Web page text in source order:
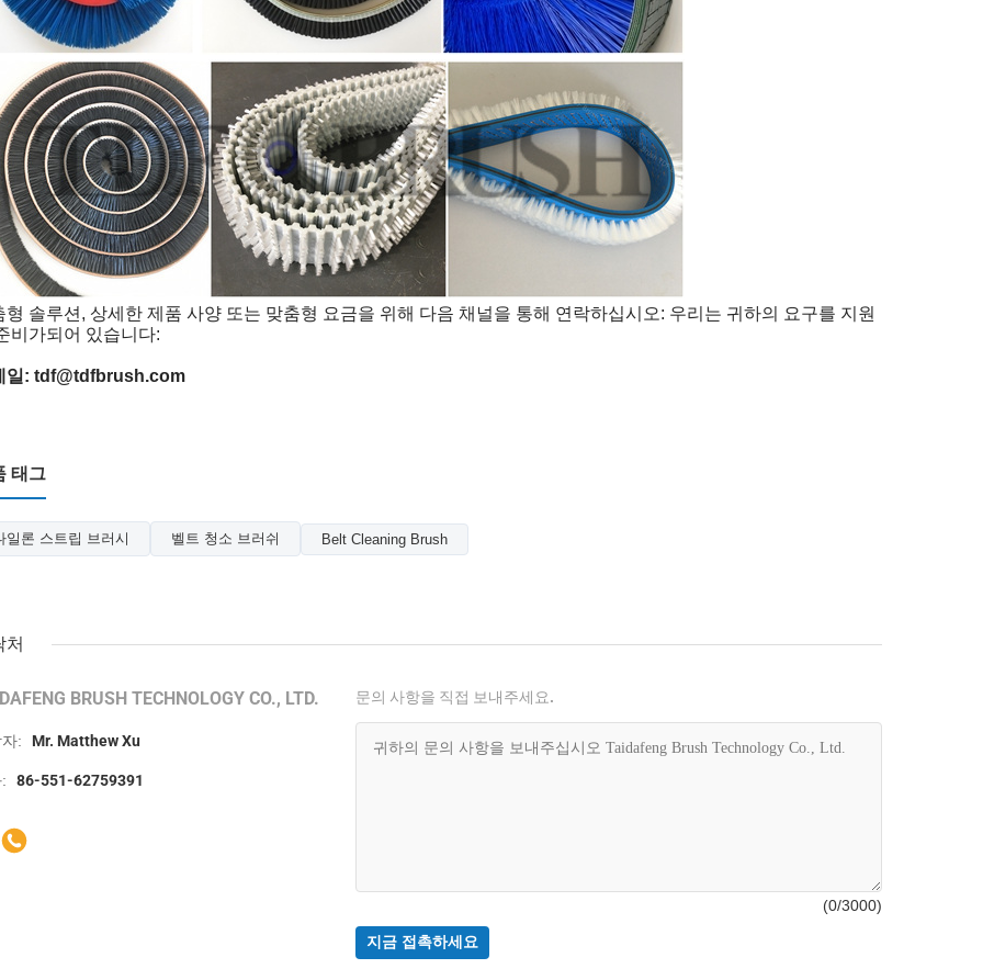
형 솔루션, 상세한 제품 사양 또는 맞춤형 요금을 위해 다음 채널을 통해 연락하십시오: 우리는 귀하의 요구를 지원
비가되어 있습니다:
일: tdf@tdfbrush.com
태그
일론 스트립 브러시 벨트 청소 브러쉬 Belt Cleaning Brush
처
BRUSH TECHNOLOGY CO., LTD.
: Mr. Matthew Xu
86-551-62759391
문의 사항을 직접 보내주세요.
(0/3000)
지금 접촉하세요